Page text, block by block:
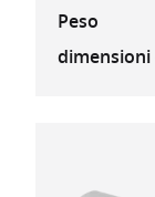
Peso